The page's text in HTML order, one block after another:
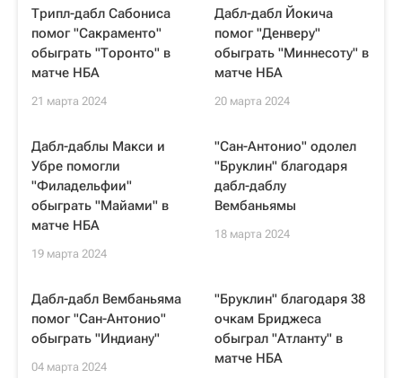
Трипл-дабл Сабониса
помог "Сакраменто"
обыграть "Торонто" в
матче НБА
21 марта 2024
Дабл-дабл Йокича
помог "Денверу"
обыграть "Миннесоту" в
матче НБА
20 марта 2024
Дабл-даблы Макси и
Убре помогли
"Филадельфии"
обыграть "Майами" в
матче НБА
19 марта 2024
"Сан-Антонио" одолел
"Бруклин" благодаря
дабл-даблу
Вембаньямы
18 марта 2024
Дабл-дабл Вембаньяма
помог "Сан-Антонио"
обыграть "Индиану"
04 марта 2024
"Бруклин" благодаря 38
очкам Бриджеса
обыграл "Атланту" в
матче НБА